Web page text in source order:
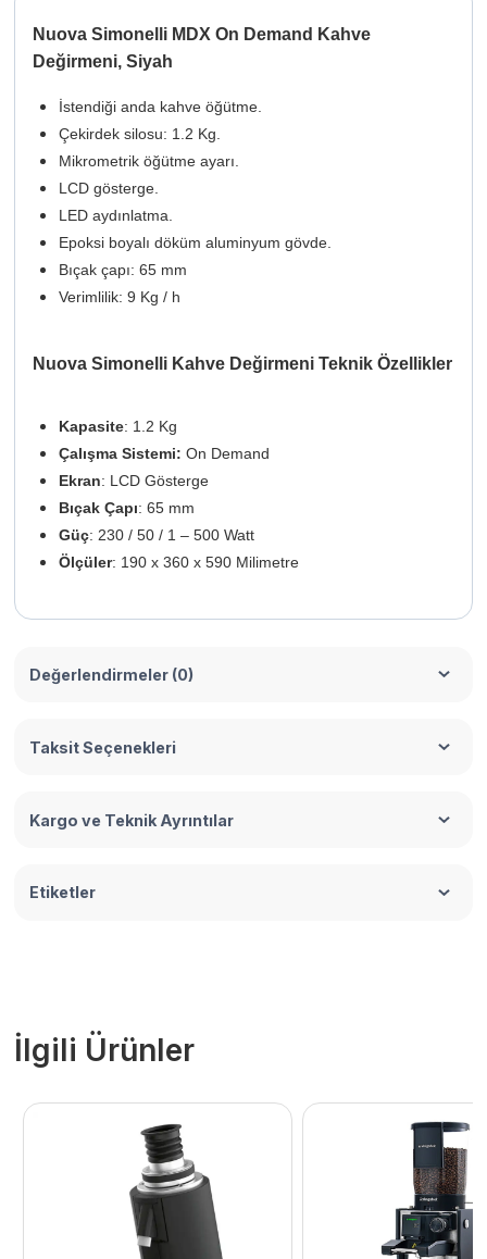
Nuova Simonelli MDX On Demand Kahve
Değirmeni, Siyah
İstendiği anda kahve öğütme.
Çekirdek silosu: 1.2 Kg.
Mikrometrik öğütme ayarı.
LCD gösterge.
LED aydınlatma.
Epoksi boyalı döküm aluminyum gövde.
Bıçak çapı: 65 mm
Verimlilik: 9 Kg / h
Nuova Simonelli Kahve Değirmeni Teknik Özellikler
Kapasite: 1.2 Kg
Çalışma Sistemi: On Demand
Ekran: LCD Gösterge
Bıçak Çapı: 65 mm
Güç: 230 / 50 / 1 – 500 Watt
Ölçüler: 190 x 360 x 590 Milimetre
Değerlendirmeler (0)
Taksit Seçenekleri
Kargo ve Teknik Ayrıntılar
Etiketler
İlgili Ürünler